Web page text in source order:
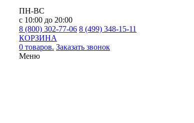
ПН-ВС
с 10:00 до 20:00
8 (800) 302-77-06 8 (499) 348-15-11
КОРЗИНА
0 товаров. Заказать звонок
Меню